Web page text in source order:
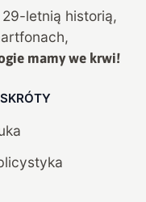
29-letnią historią,
mamy we krwi!